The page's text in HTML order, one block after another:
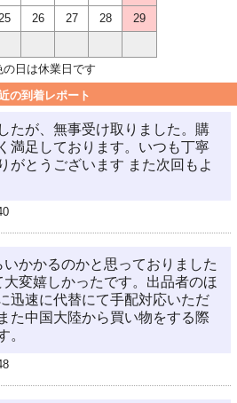
26 27 28
29
の日は休業日です
の到着レポート
たが、無事受け取りました。購
満足しております。いつも丁寧
がとうございます また次回もよ
かかるのかと思っておりました
変嬉しかったです。出品者のほ
迅速に代替にて手配対応いただ
た中国大陸から買い物をする際
。